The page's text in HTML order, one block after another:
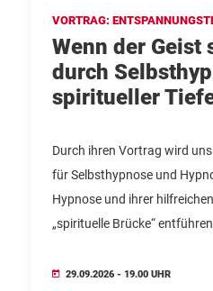
VORTRAG:
Wenn der Geist
durch
spiritueller
Durch ihren Vortrag wird
für Selbsthypnose und
Hypnose und ihrer
„spirituelle Brücke“
29.09.2026 - 19.00 UHR